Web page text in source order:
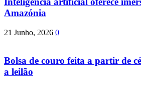
Amazónia
21 Junho, 2026 0
Bolsa de couro feita a partir de
a leilão